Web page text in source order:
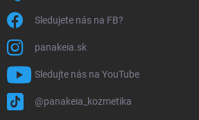
Sledujete nás na FB?
panakeia.sk
Sledujte nás na YouTube
@panakeia_kozmetika